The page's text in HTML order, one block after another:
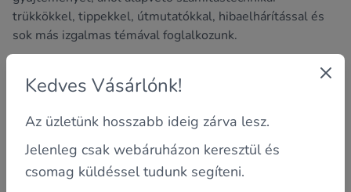
trükkökkel, tippekkel, útmutatókkal, hibaelhárítással és
sok más izgalmas témával foglalkozunk.
Kedves Vásárlónk!
Az üzletünk hosszabb ideig zárva lesz.
Jelenleg csak webáruházon keresztül és
csomag küldéssel tudunk segíteni.